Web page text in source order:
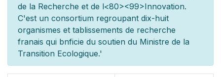
de la Recherche et de l<80><99>Innovation.
C'est un consortium regroupant dix-huit
organismes et tablissements de recherche
franais qui bnficie du soutien du Ministre de la
Transition Ecologique.'